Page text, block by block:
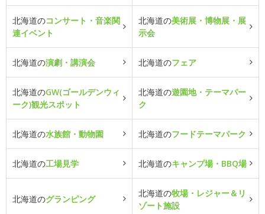
北海道のコンサート・音楽関
連イベント
北海道の美術展・博物展・展
示会
北海道の演劇・講演会 北海道のフェア
北海道のGW(ゴールデンウィ
ーク)観光スポット
北海道の遊園地・テーマパー
ク
北海道の水族館・動物園 北海道のフードテーマパーク
北海道の工場見学 北海道のキャンプ場・BBQ場
北海道のグランピング
北海道の牧場・レジャー＆リ
ゾート施設